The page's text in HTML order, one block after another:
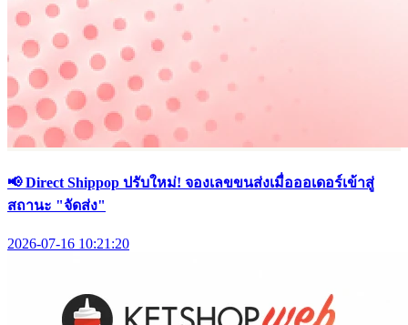
📢 Direct Shippop ปรับใหม่! จองเลขขนส่งเมื่อออเดอร์เข้าสู่
สถานะ "จัดส่ง"
2026-07-16 10:21:20